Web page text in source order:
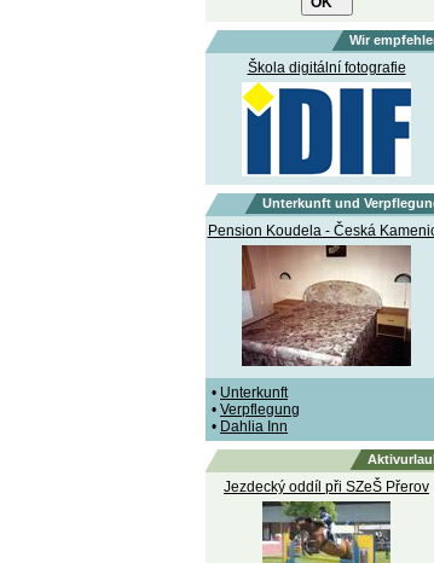
Wir
Škola digitální fotografie
Unterkunft und
Pension Koudela - Česká
• Unterkunft
• Verpflegung
• Dahlia Inn
Jezdecký oddíl při SZeŠ Přerov